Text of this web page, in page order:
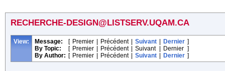
RECHERCHE-DESIGN@LISTSERV.UQAM.CA
View: Message: [ Premier Précédent Suivant Dernier ]
By Topic:
[ Premier Précédent Suivant Dernier ]
By Author: [ Premier Précédent Suivant Dernier ]